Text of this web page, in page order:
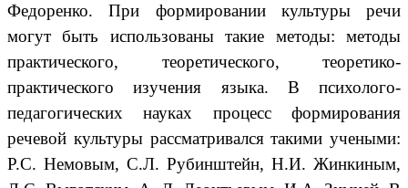
Федоренко. При формировании культуры речи
могут быть использованы такие методы: методы
практического, теоретического, теоретико-
практического изучения языка. В психолого-
педагогических науках процесс формирования
речевой культуры рассматривался такими учеными:
Р.С. Немовым, С.Л. Рубинштейн, Н.И. Жинкиным,